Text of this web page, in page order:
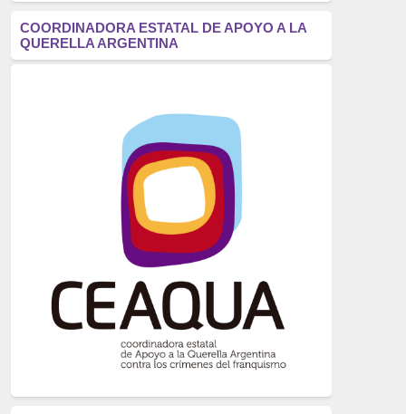
Eventos
(914)
Crímenes del franquismo
(721)
(699)
(607)
neofranquismo
(567)
Justicia Universal
Derechos Humanos
(522)
Nacionalcatolicismo
(514)
COORDINADORA ESTATAL DE APOYO A LA
QUERELLA ARGENTINA